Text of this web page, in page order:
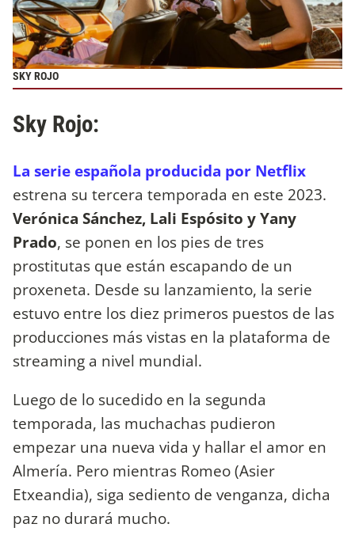
SKY ROJO
Sky Rojo:
La serie española producida por Netflix
estrena su tercera temporada en este 2023.
Verónica Sánchez, Lali Espósito y Yany
Prado, se ponen en los pies de tres
prostitutas que están escapando de un
proxeneta. Desde su lanzamiento, la serie
estuvo entre los diez primeros puestos de las
producciones más vistas en la plataforma de
streaming a nivel mundial.
Luego de lo sucedido en la segunda
temporada, las muchachas pudieron
empezar una nueva vida y hallar el amor en
Almería. Pero mientras Romeo (Asier
Etxeandia), siga sediento de venganza, dicha
paz no durará mucho.